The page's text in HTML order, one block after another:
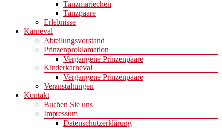
Tanzmariechen
Tanzpaare
Erlebnisse
Karneval
Abteilungsvorstand
Prinzenproklamation
Vergangene Prinzenpaare
Kinderkarneval
Vergangene Prinzenpaare
Veranstaltungen
Kontakt
Buchen Sie uns
Impressum
Datenschutzerklärung